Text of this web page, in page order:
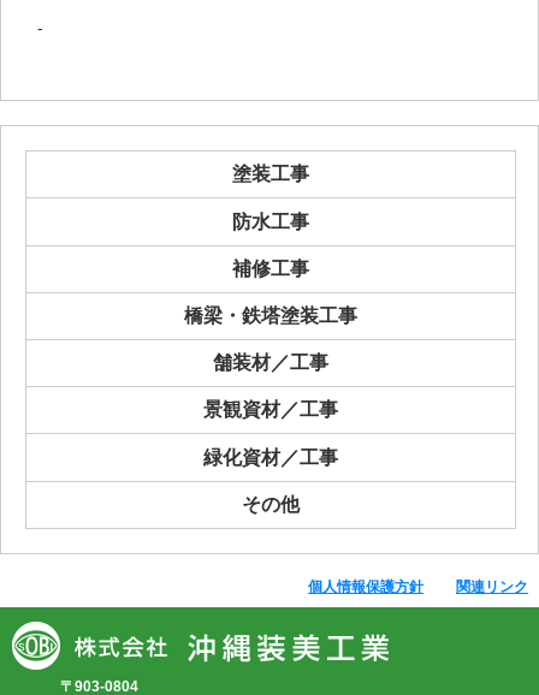
-
塗装工事
防水工事
補修工事
橋梁・鉄塔塗装工事
舗装材／工事
景観資材／工事
緑化資材／工事
その他
個人情報保護方針 関連リンク
〒903-0804